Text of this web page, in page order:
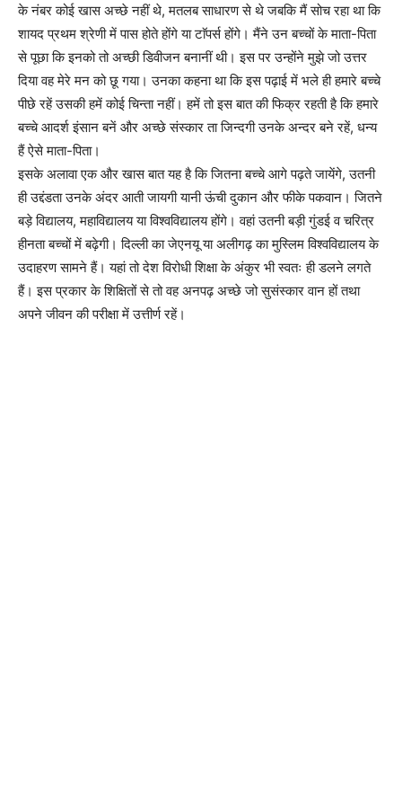
के नंबर कोई खास अच्छे नहीं थे, मतलब साधारण से थे जबकि मैं सोच रहा था कि
शायद प्रथम श्रेणी में पास होते होंगे या टाॅपर्स होंगे। मैंने उन बच्चों के माता-पिता
से पूछा कि इनको तो अच्छी डिवीजन बनानीं थी। इस पर उन्होंने मुझे जो उत्तर
दिया वह मेरे मन को छू गया। उनका कहना था कि इस पढ़ाई में भले ही हमारे बच्चे
पीछे रहें उसकी हमें कोई चिन्ता नहीं। हमें तो इस बात की फिक्र रहती है कि हमारे
बच्चे आदर्श इंसान बनें और अच्छे संस्कार ता जिन्दगी उनके अन्दर बने रहें, धन्य
हैं ऐसे माता-पिता।
इसके अलावा एक और खास बात यह है कि जितना बच्चे आगे पढ़ते जायेंगे, उतनी
ही उद्दंडता उनके अंदर आती जायगी यानी ऊंची दुकान और फीके पकवान। जितने
बड़े विद्यालय, महाविद्यालय या विश्वविद्यालय होंगे। वहां उतनी बड़ी गुंडई व चरित्र
हीनता बच्चों में बढ़ेगी। दिल्ली का जेएनयू या अलीगढ़ का मुस्लिम विश्वविद्यालय के
उदाहरण सामने हैं। यहां तो देश विरोधी शिक्षा के अंकुर भी स्वतः ही डलने लगते
हैं। इस प्रकार के शिक्षितों से तो वह अनपढ़ अच्छे जो सुसंस्कार वान हों तथा
अपने जीवन की परीक्षा में उत्तीर्ण रहें।